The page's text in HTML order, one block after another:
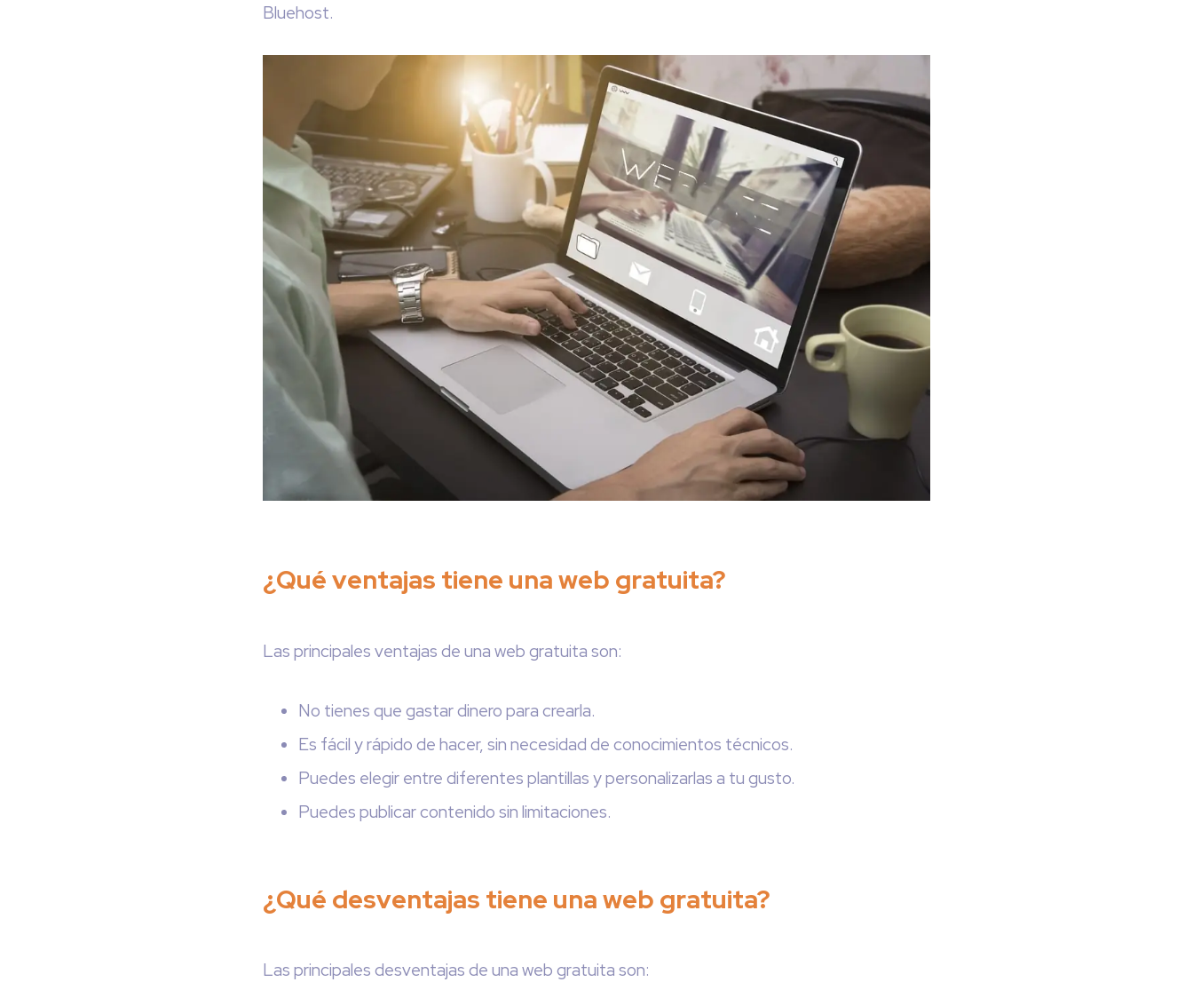
Bluehost.
¿Qué ventajas tiene una web gratuita?
Las principales ventajas de una web gratuita son:
No tienes que gastar dinero para crearla.
Es fácil y rápido de hacer, sin necesidad de conocimientos técnicos.
Puedes elegir entre diferentes plantillas y personalizarlas a tu gusto.
Puedes publicar contenido sin limitaciones.
¿Qué desventajas tiene una web gratuita?
Las principales desventajas de una web gratuita son: